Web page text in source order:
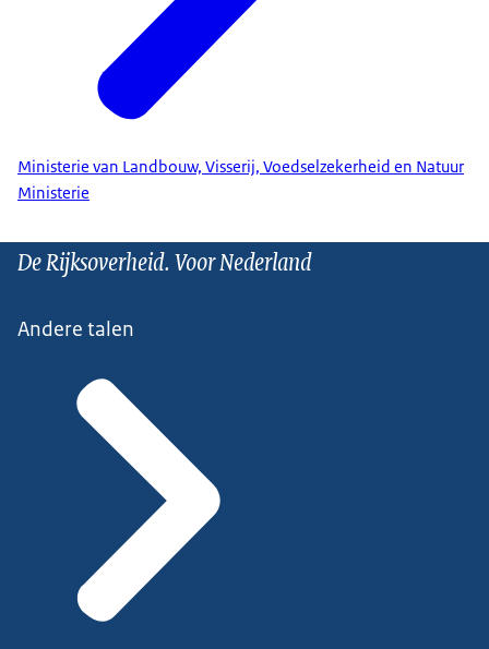
Ministerie van Landbouw, Visserij, Voedselzekerheid en Natuur
Ministerie
De Rijksoverheid. Voor Nederland
Andere talen